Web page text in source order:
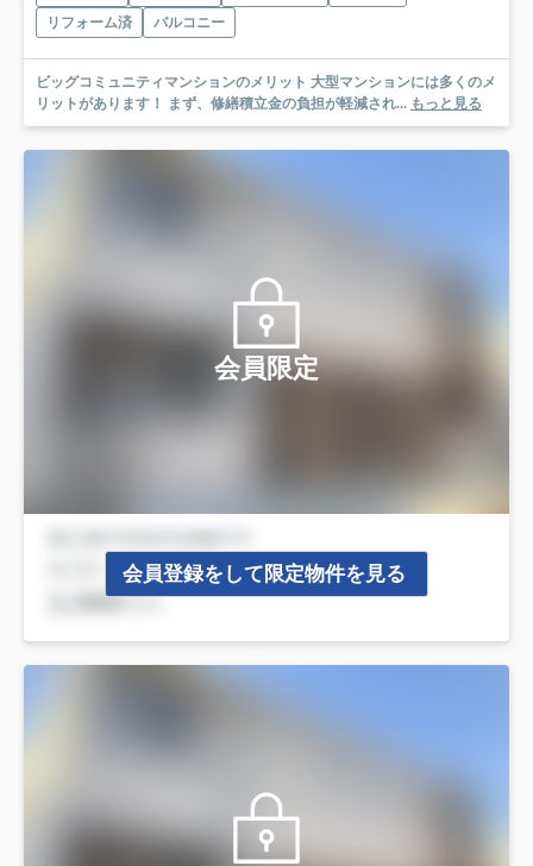
リフォーム済
バルコニー
ビッグコミュニティマンションのメリット 大型マンションには多くのメ
リットがあります！ まず、修繕積立金の負担が軽減され... もっと見る
会員限定
会員登録をして限定物件を見る